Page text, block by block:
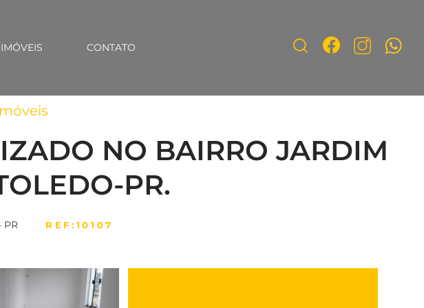
IMÓVEIS CONTATO
NO BAIRRO JARDIM
PR.
PR REF:10107